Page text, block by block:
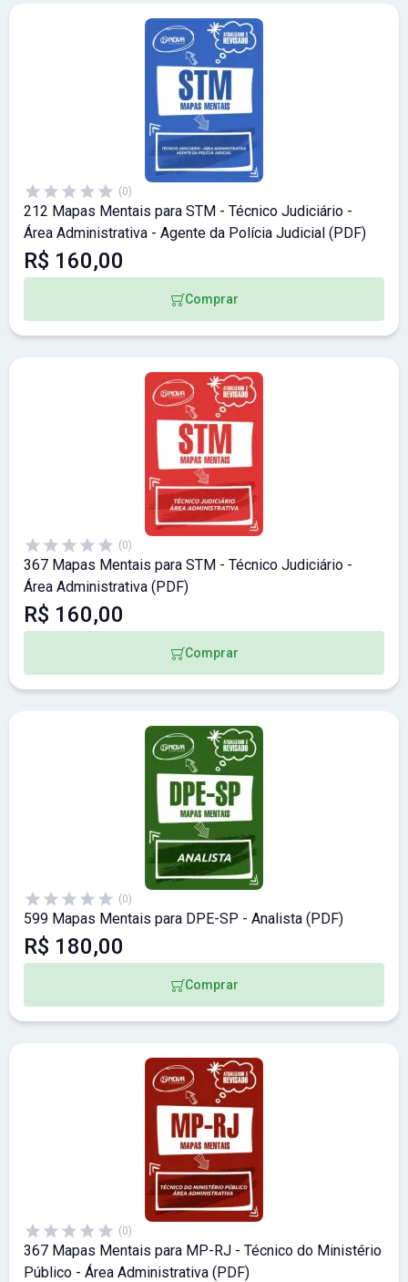
(0)
212 Mapas Mentais para STM - Técnico Judiciário -
Área Administrativa - Agente da Polícia Judicial (PDF)
R$ 160,00
Comprar
(0)
367 Mapas Mentais para STM - Técnico Judiciário -
Área Administrativa (PDF)
R$ 160,00
Comprar
(0)
599 Mapas Mentais para DPE-SP - Analista (PDF)
R$ 180,00
Comprar
(0)
367 Mapas Mentais para MP-RJ - Técnico do Ministério
Público - Área Administrativa (PDF)